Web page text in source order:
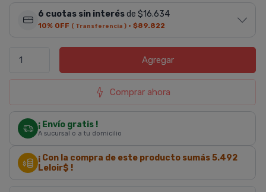
6 cuotas sin interésde $16.634
10% OFF ( Transferencia ) · $89.822
Agregar
Comprar ahora
¡ Envío gratis !
A sucursal o a tu domicilio
¡ Con la compra de este producto sumás5.492
Leloir$ !